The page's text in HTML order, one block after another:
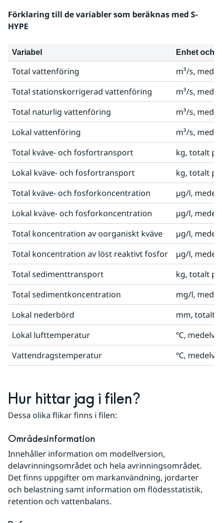
Förklaring till de variabler som beräknas med S-
HYPE
Variabel Enhet och
Total vattenföring
m³/s,
Total stationskorrigerad vattenföring
m³/s,
Total naturlig vattenföring
m³/s,
Lokal vattenföring
m³/s,
Total kväve- och fosfortransport
kg, totalt
Lokal kväve- och fosfortransport
kg, totalt
Total kväve- och fosforkoncentration
µg/l, medel
Lokal kväve- och fosforkoncentration
µg/l, medel
Total koncentration av oorganiskt kväve
µg/l, medel
Total koncentration av löst reaktivt fosfor
µg/l, medel
Total sedimenttransport
kg, totalt
Total sedimentkoncentration
mg/l,
Lokal nederbörd
mm, totalt
Lokal lufttemperatur
℃,
Vattendragstemperatur
℃,
Hur hittar jag i filen?
Dessa olika flikar finns i filen:
Områdesinformation
Innehåller information om modellversion,
delavrinningsområdet och hela avrinningsområdet.
Det finns uppgifter om markanvändning, jordarter
och belastning samt information om flödesstatistik,
retention och vattenbalans.